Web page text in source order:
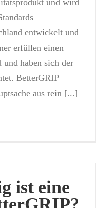
und wird
entwickelt und
erfüllen einen
und haben sich der
BetterGRIP
aus rein [...]
ist eine